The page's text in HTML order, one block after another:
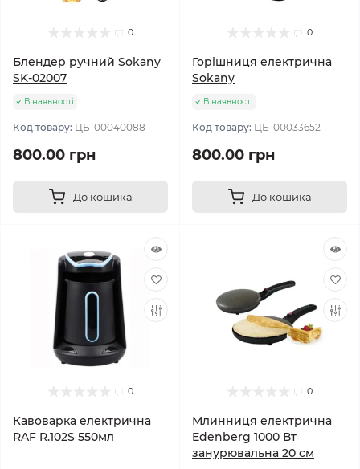
0
Блендер ручний Sokany
SK-02007
В наявності
Код товару: ЦБ-00040088
800.00 грн
До кошика
0
Горішниця електрична
Sokany
В наявності
Код товару: ЦБ-00033652
800.00 грн
До кошика
0
Кавоварка електрична
RAF R.102S 550мл
0
Млинниця електрична
Edenberg 1000 Вт
занурювальна 20 см